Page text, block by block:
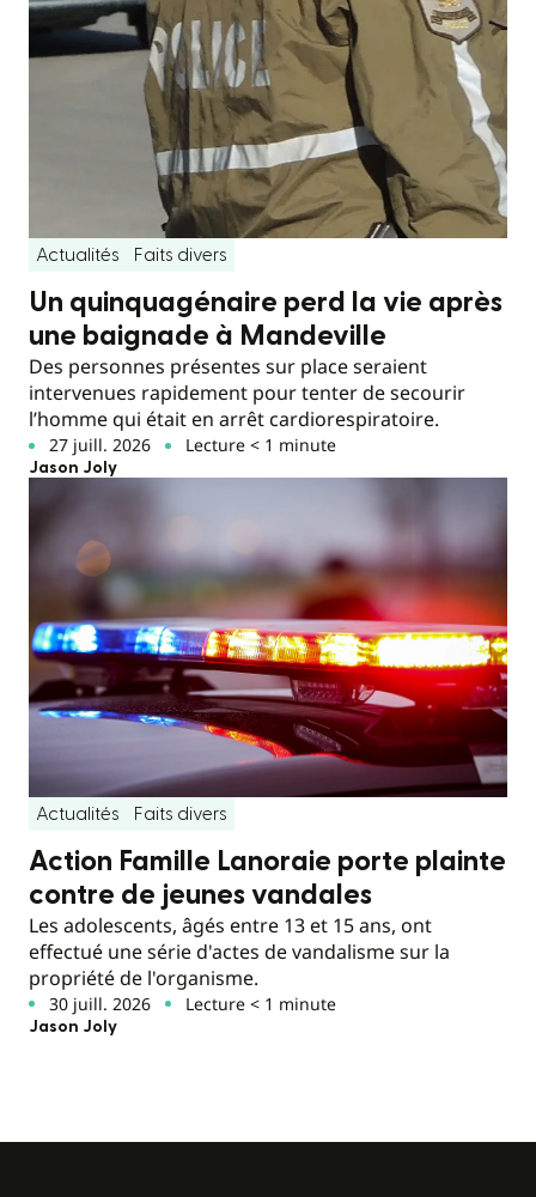
Actualités Faits divers
Un quinquagénaire perd la vie après
une baignade à Mandeville
Des personnes présentes sur place seraient
intervenues rapidement pour tenter de secourir
l’homme qui était en arrêt cardiorespiratoire.
27 juill. 2026 Lecture < 1 minute
Jason Joly
Actualités Faits divers
Action Famille Lanoraie porte plainte
contre de jeunes vandales
Les adolescents, âgés entre 13 et 15 ans, ont
effectué une série d'actes de vandalisme sur la
propriété de l'organisme.
30 juill. 2026 Lecture < 1 minute
Jason Joly